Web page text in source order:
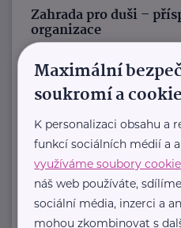
Zahrada pro duši –
organizace
Zahrada pro duši -
120 00 Nové Město, ...
https://
Maximální
soukromí a
K personalizaci obsahu a
funkcí sociálních médií a
využíváme soubory cookie
náš web používáte,
sociální média, inzerci a
mohou zkombinovat s